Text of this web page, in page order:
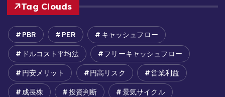
Tag Clouds
PBR PER キャッシュフロー
ドルコスト平均法 フリーキャッシュフロー
円安メリット 円高リスク 営業利益
成長株 投資判断 景気サイクル